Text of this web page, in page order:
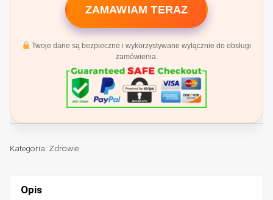
ZAMAWIAM TERAZ
Twoje dane są bezpieczne i wykorzystywane wyłącznie do obsługi
zamówienia.
Kategoria: Zdrowie
Opis